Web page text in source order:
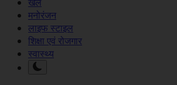
मनोरंजन
लाइफ स्टाइल
शिक्षा एवं रोजगार
स्वास्थ्य